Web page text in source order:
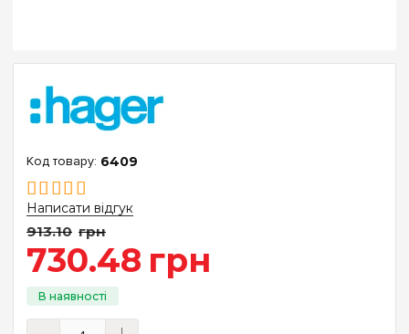
6409
Написати відгук
913.10 грн
730.48 грн